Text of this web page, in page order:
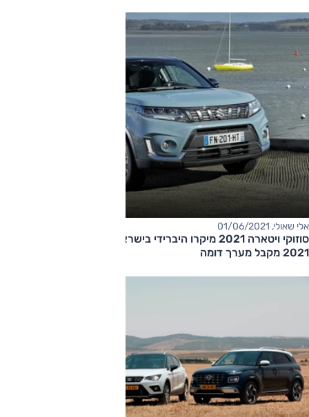
אלי שאולי, 01/06/2021
סוזוקי ויטארה 2021 מיקרו היברידי בישראל, גם סוזוקי קרוסאובר
2021 מקבל מערך דומה